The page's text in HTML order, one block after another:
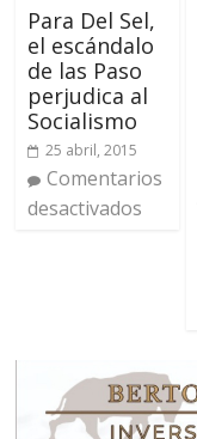
Para Del Sel,
el escándalo
de las Paso
perjudica al
Socialismo
25 abril, 2015
Comentarios
desactivados